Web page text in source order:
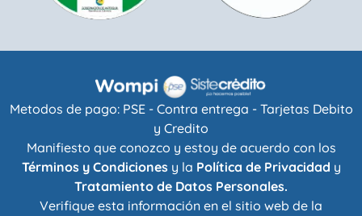
Metodos de pago: PSE - Contra entrega - Tarjetas Debito
y Credito
Manifiesto que conozco y estoy de acuerdo con los
Términos y Condicionesy la Política de Privacidad y
Tratamiento de Datos Personales.
Verifique esta información en el sitio web de la